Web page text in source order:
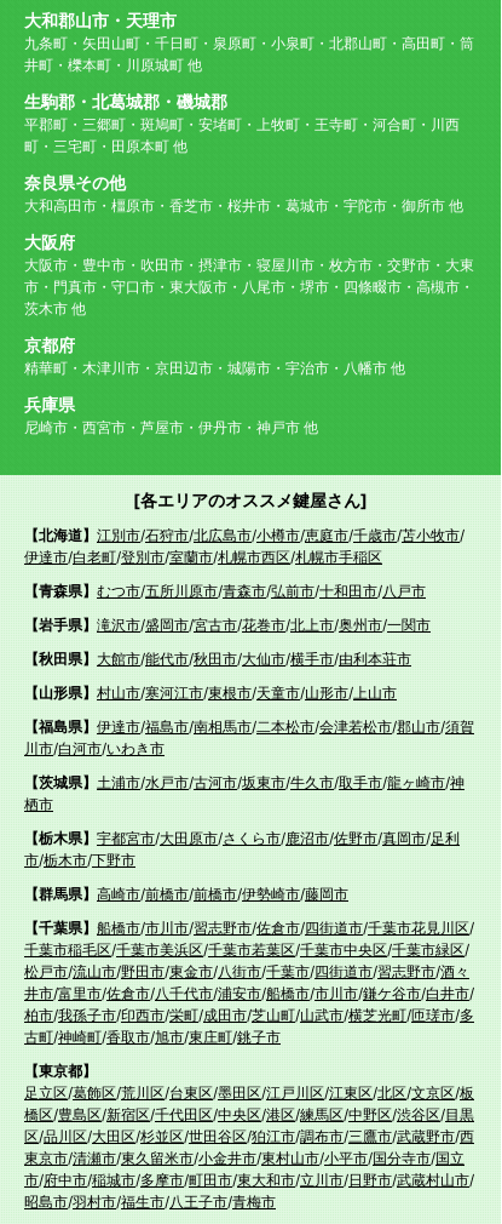
大和郡山市・天理市
九条町・矢田山町・千日町・泉原町・小泉町・北郡山町・高田町・筒
井町・櫟本町・川原城町 他
生駒郡・北葛城郡・磯城郡
平郡町・三郷町・斑鳩町・安堵町・上牧町・王寺町・河合町・川西
町・三宅町・田原本町 他
奈良県その他
大和高田市・橿原市・香芝市・桜井市・葛城市・宇陀市・御所市 他
大阪府
大阪市・豊中市・吹田市・摂津市・寝屋川市・枚方市・交野市・大東
市・門真市・守口市・東大阪市・八尾市・堺市・四條畷市・高槻市・
茨木市 他
京都府
精華町・木津川市・京田辺市・城陽市・宇治市・八幡市 他
兵庫県
尼崎市・西宮市・芦屋市・伊丹市・神戸市 他
[各エリアのオススメ鍵屋さん]
【北海道】 江別市/石狩市/北広島市/小樽市/恵庭市/千歳市/苫小牧市/
伊達市/白老町/登別市/室蘭市/札幌市西区/札幌市手稲区
【青森県】 むつ市/五所川原市/青森市/弘前市/十和田市/八戸市
【岩手県】 滝沢市/盛岡市/宮古市/花巻市/北上市/奥州市/一関市
【秋田県】 大館市/能代市/秋田市/大仙市/横手市/由利本荘市
【山形県】 村山市/寒河江市/東根市/天童市/山形市/ 上山市
【福島県】 伊達市/福島市/南相馬市/二本松市/会津若松市/郡山市/須賀
川市/白河市/いわき市
【茨城県】 土浦市/水戸市/古河市/坂東市/牛久市/取手市/龍ヶ崎市/神
栖市
【栃木県】 宇都宮市/大田原市/さくら市/鹿沼市/佐野市/真岡市/足利
市/栃木市/下野市
【群馬県】 高崎市/前橋市/前橋市/伊勢崎市/藤岡市
【千葉県】 船橋市/市川市/習志野市/佐倉市/四街道市/千葉市花見川区/
千葉市稲毛区/千葉市美浜区/千葉市若葉区/千葉市中央区/千葉市緑区/
松戸市/流山市/野田市/東金市/八街市/千葉市/四街道市/習志野市/酒々
井市/富里市/佐倉市/八千代市/浦安市/船橋市/市川市/鎌ケ谷市/白井市/
柏市/我孫子市/印西市/栄町/成田市/芝山町/山武市/横芝光町/匝瑳市/多
古町/神崎町/香取市/旭市/東庄町/銚子市
【東京都】
足立区/葛飾区/荒川区/台東区/墨田区/江戸川区/江東区/北区/文京区/板
橋区/豊島区/新宿区/千代田区/中央区/港区/練馬区/中野区/渋谷区/目黒
区/品川区/大田区/杉並区/世田谷区/狛江市/調布市/三鷹市/武蔵野市/西
東京市/清瀬市/東久留米市/小金井市/東村山市/小平市/国分寺市/国立
市/府中市/稲城市/多摩市/町田市/東大和市/立川市/日野市/武蔵村山市/
昭島市/羽村市/福生市/八王子市/青梅市